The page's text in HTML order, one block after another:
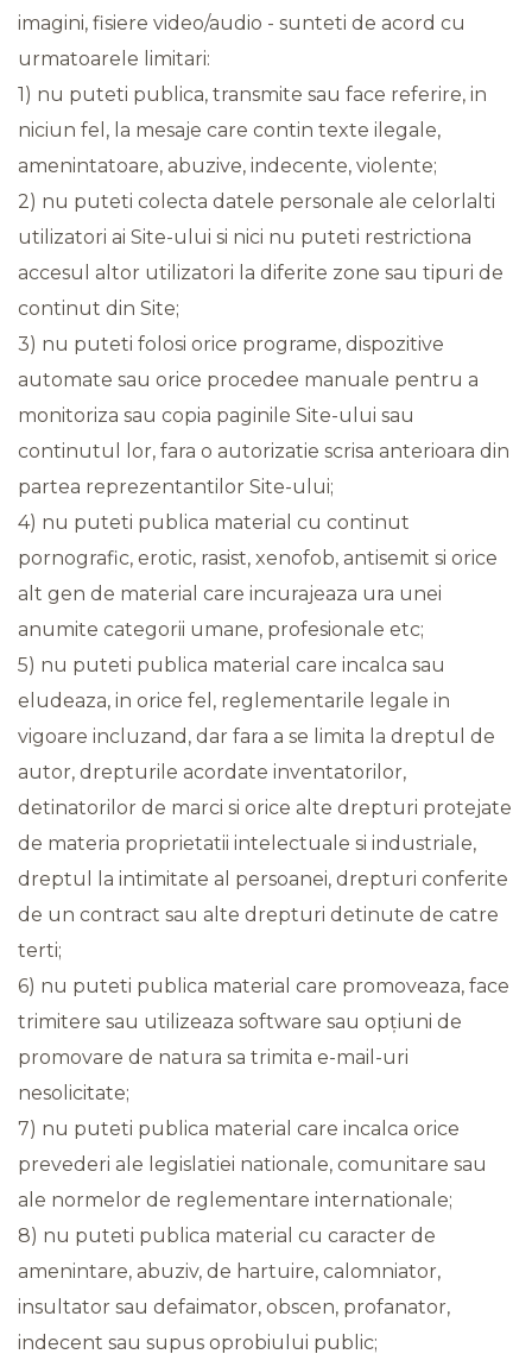
imagini, fisiere video/audio - sunteti de acord cu
urmatoarele limitari:
1) nu puteti publica, transmite sau face referire, in
niciun fel, la mesaje care contin texte ilegale,
amenintatoare, abuzive, indecente, violente;
2) nu puteti colecta datele personale ale celorlalti
utilizatori ai Site-ului si nici nu puteti restrictiona
accesul altor utilizatori la diferite zone sau tipuri de
continut din Site;
3) nu puteti folosi orice programe, dispozitive
automate sau orice procedee manuale pentru a
monitoriza sau copia paginile Site-ului sau
continutul lor, fara o autorizatie scrisa anterioara din
partea reprezentantilor Site-ului;
4) nu puteti publica material cu continut
pornografic, erotic, rasist, xenofob, antisemit si orice
alt gen de material care incurajeaza ura unei
anumite categorii umane, profesionale etc;
5) nu puteti publica material care incalca sau
eludeaza, in orice fel, reglementarile legale in
vigoare incluzand, dar fara a se limita la dreptul de
autor, drepturile acordate inventatorilor,
detinatorilor de marci si orice alte drepturi protejate
de materia proprietatii intelectuale si industriale,
dreptul la intimitate al persoanei, drepturi conferite
de un contract sau alte drepturi detinute de catre
terti;
6) nu puteti publica material care promoveaza, face
trimitere sau utilizeaza software sau opțiuni de
promovare de natura sa trimita e-mail-uri
nesolicitate;
7) nu puteti publica material care incalca orice
prevederi ale legislatiei nationale, comunitare sau
ale normelor de reglementare internationale;
8) nu puteti publica material cu caracter de
amenintare, abuziv, de hartuire, calomniator,
insultator sau defaimator, obscen, profanator,
indecent sau supus oprobiului public;